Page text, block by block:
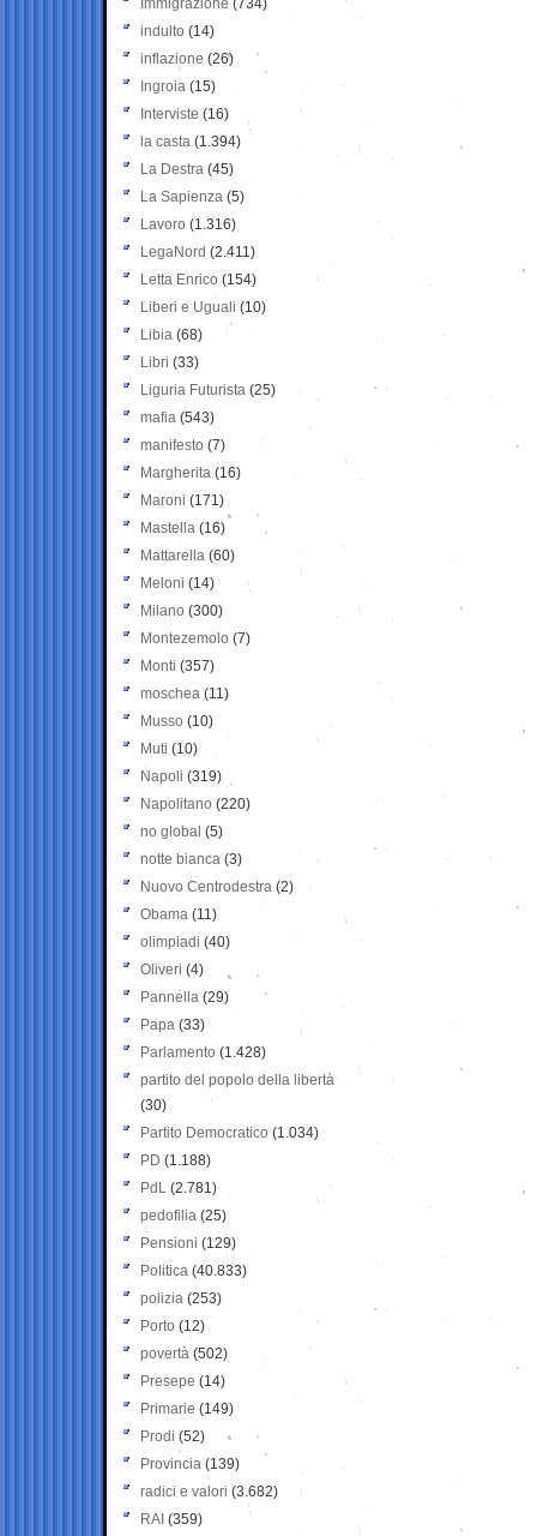
Immigrazione (734)
indulto (14)
inflazione (26)
Ingroia (15)
Interviste (16)
la casta (1.394)
La Destra (45)
La Sapienza (5)
Lavoro (1.316)
LegaNord (2.411)
Letta Enrico (154)
Liberi e Uguali (10)
Libia (68)
Libri (33)
Liguria Futurista (25)
mafia (543)
manifesto (7)
Margherita (16)
Maroni (171)
Mastella (16)
Mattarella (60)
Meloni (14)
Milano (300)
Montezemolo (7)
Monti (357)
moschea (11)
Musso (10)
Muti (10)
Napoli (319)
Napolitano (220)
no global (5)
notte bianca (3)
Nuovo Centrodestra (2)
Obama (11)
olimpiadi (40)
Oliveri (4)
Pannella (29)
Papa (33)
Parlamento (1.428)
partito del popolo della libertà
(30)
Partito Democratico (1.034)
PD (1.188)
PdL (2.781)
pedofilia (25)
Pensioni (129)
Politica (40.833)
polizia (253)
Porto (12)
povertà (502)
Presepe (14)
Primarie (149)
Prodi (52)
Provincia (139)
radici e valori (3.682)
RAI (359)